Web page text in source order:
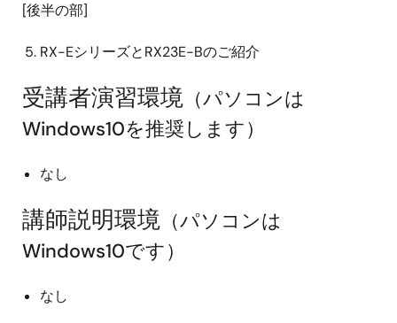
[後半の部]
RX-EシリーズとRX23E-Bのご紹介
受講者演習環境 （パソコンは
Windows10を推奨します）
なし
講師説明環境 （パソコンは
Windows10です）
なし